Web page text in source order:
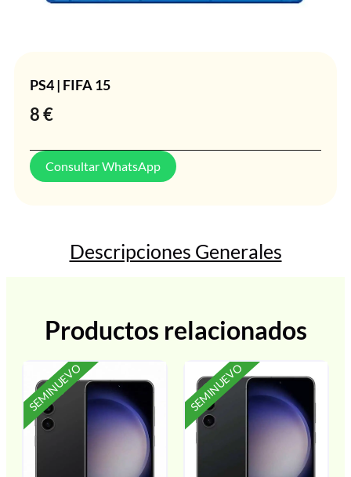
PS4 | FIFA 15
8€
Consultar WhatsApp
Descripciones Generales
Productos relacionados
SEMINUEVO SEMINUEVO